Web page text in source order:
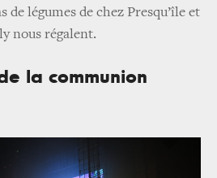
de légumes de chez Presqu’île et
nous régalent.
la communion